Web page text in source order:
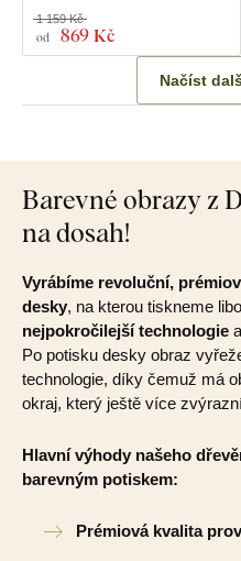
od 869 Kč
1 159 Kč
Načíst
Barevné obrazy z
na dosah!
Vyrábíme revoluční,
desky, na kterou tiskneme
nejpokročilejší technologie a
Po potisku desky obraz
technologie, díky čemuž má
okraj, který ještě více
Hlavní výhody našeho
barevným potiskem:
Prémiová kvalita